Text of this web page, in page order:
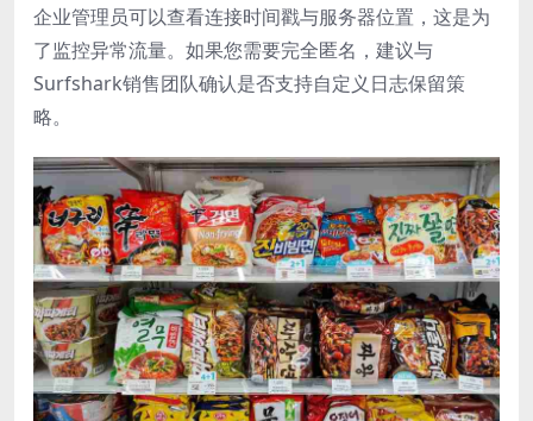
企业管理员可以查看连接时间戳与服务器位置，这是为
了监控异常流量。如果您需要完全匿名，建议与
Surfshark销售团队确认是否支持自定义日志保留策
略。